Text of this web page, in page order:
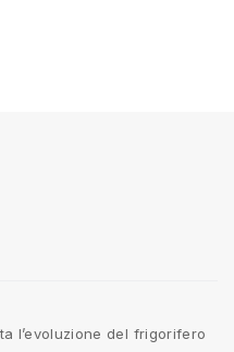
l’evoluzione del frigorifero